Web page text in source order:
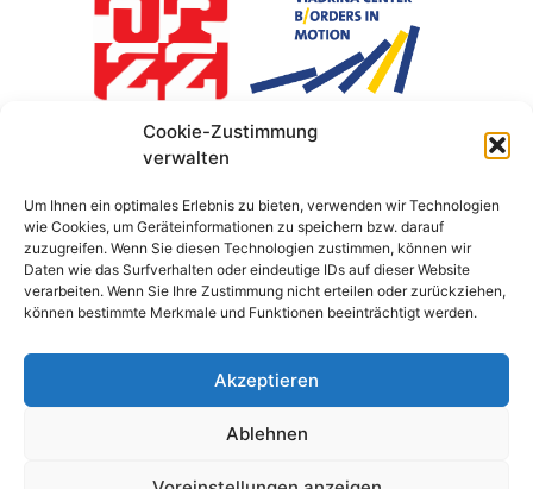
Cookie-Zustimmung
verwalten
Um Ihnen ein optimales Erlebnis zu bieten, verwenden wir Technologien
wie Cookies, um Geräteinformationen zu speichern bzw. darauf
zuzugreifen. Wenn Sie diesen Technologien zustimmen, können wir
Daten wie das Surfverhalten oder eindeutige IDs auf dieser Website
verarbeiten. Wenn Sie Ihre Zustimmung nicht erteilen oder zurückziehen,
können bestimmte Merkmale und Funktionen beeinträchtigt werden.
Akzeptieren
Ablehnen
Polityka prywatności